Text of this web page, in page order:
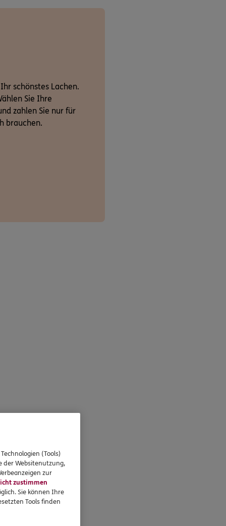
schönstes Lachen.
Sie Ihre
zahlen Sie nur für
brauchen.
(Tools)
der Websitenutzung,
zur
zustimmen
Sie können Ihre
Tools finden